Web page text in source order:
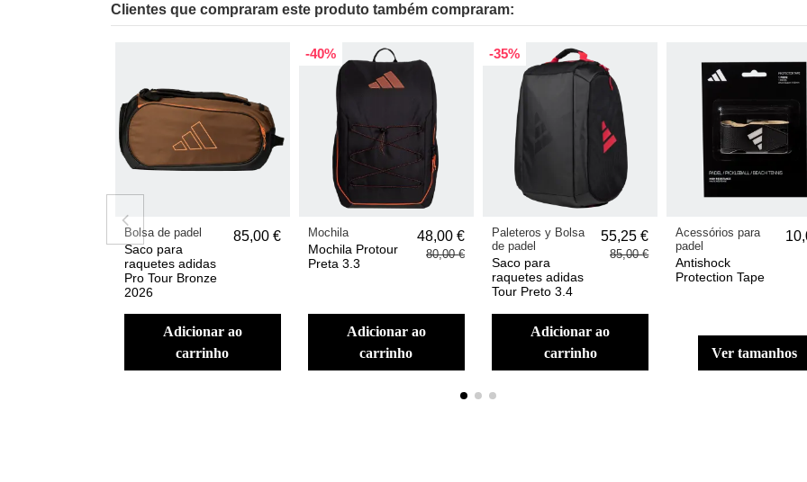
Clientes que compraram este produto também compraram:
Bolsa de padel
Saco para
raquetes adidas
Pro Tour Bronze
2026
85,00 €
adicionar ao
carrinho
-40%
Mochila
Mochila Protour
Preta 3.3
48,00 €
80,00 €
adicionar ao
carrinho
-35%
Paleteros y Bolsa
de padel
Saco para
raquetes adidas
Tour Preto 3.4
55,25 €
85,00 €
adicionar ao
carrinho
Acessórios para
padel
Antishock
Protection Tape
ver tamanhos